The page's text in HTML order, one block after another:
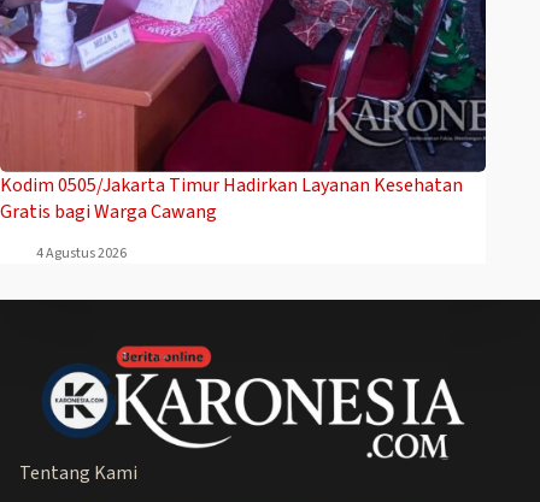
Kodim 0505/Jakarta Timur Hadirkan Layanan Kesehatan
Gratis bagi Warga Cawang
4 Agustus 2026
Tentang Kami